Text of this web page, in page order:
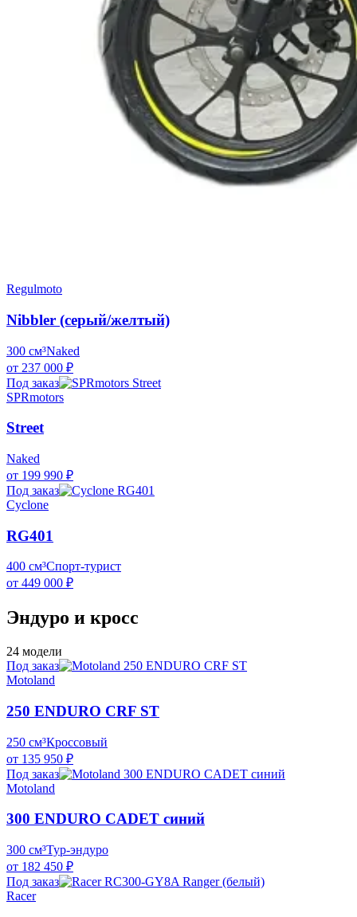
Regulmoto
Nibbler (серый/желтый)
300 см³Naked
от 237 000 ₽
Под заказ
SPRmotors
Street
Naked
от 199 990 ₽
Под заказ
Cyclone
RG401
400 см³Спорт-турист
от 449 000 ₽
Эндуро и кросс
24 модели
Под заказ
Motoland
250 ENDURO CRF ST
250 см³Кроссовый
от 135 950 ₽
Под заказ
Motoland
300 ENDURO CADET синий
300 см³Тур-эндуро
от 182 450 ₽
Под заказ
Racer